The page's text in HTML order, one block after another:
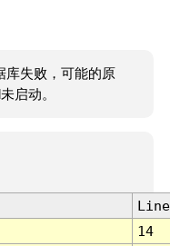
库失败，可能的原
启动。
Line
14